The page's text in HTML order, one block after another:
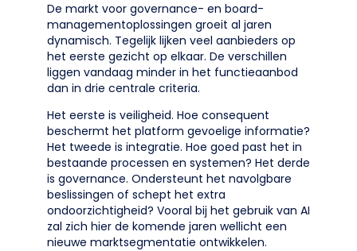
De markt voor governance- en board-
managementoplossingen groeit al jaren
dynamisch. Tegelijk lijken veel aanbieders op
het eerste gezicht op elkaar. De verschillen
liggen vandaag minder in het functieaanbod
dan in drie centrale criteria.
Het eerste is veiligheid. Hoe consequent
beschermt het platform gevoelige informatie?
Het tweede is integratie. Hoe goed past het in
bestaande processen en systemen? Het derde
is governance. Ondersteunt het navolgbare
beslissingen of schept het extra
ondoorzichtigheid? Vooral bij het gebruik van AI
zal zich hier de komende jaren wellicht een
nieuwe marktsegmentatie ontwikkelen.